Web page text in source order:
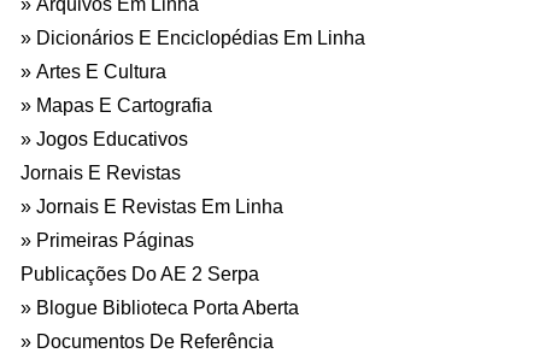
Arquivos Em Linha
Dicionários E Enciclopédias Em Linha
Artes E Cultura
Mapas E Cartografia
Jogos Educativos
Jornais E Revistas
Jornais E Revistas Em Linha
Primeiras Páginas
Publicações Do AE 2 Serpa
Blogue Biblioteca Porta Aberta
Documentos De Referência